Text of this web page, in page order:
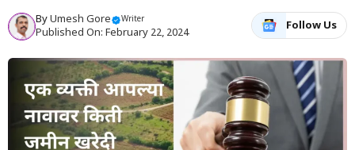
ByUmesh Gore Writer
Published On: February 22, 2024
Follow Us